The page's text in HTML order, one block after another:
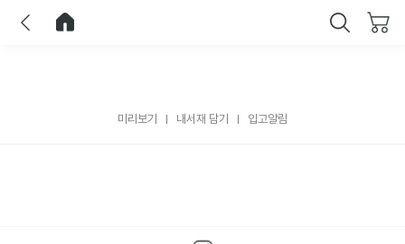
미리보기 내서재 담기 입고알림